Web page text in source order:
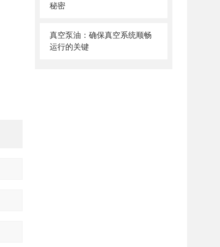
秘密
真空泵油：确保真空系统顺畅
运行的关键